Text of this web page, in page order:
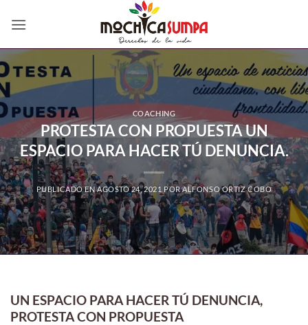
COACHING
PROTESTA CON PROPUESTA UN
ESPACIO PARA HACER TÚ DENUNCIA.
PUBLICADO ENAGOSTO 24, 2021 PORALFONSO ORTIZ COBO
UN ESPACIO PARA HACER TÚ DENUNCIA,
PROTESTA CON PROPUESTA